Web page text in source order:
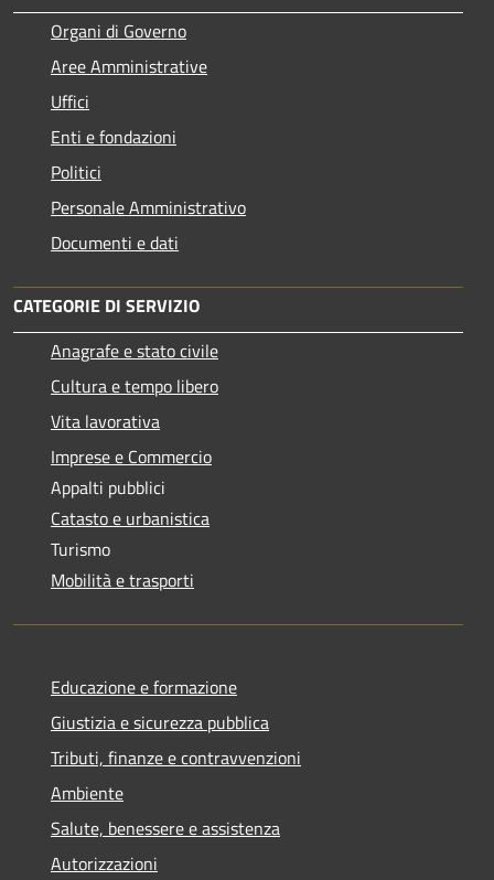
Organi di Governo
Aree Amministrative
Uffici
Enti e fondazioni
Politici
Personale Amministrativo
Documenti e dati
CATEGORIE DI SERVIZIO
Anagrafe e stato civile
Cultura e tempo libero
Vita lavorativa
Imprese e Commercio
Appalti pubblici
Catasto e urbanistica
Turismo
Mobilità e trasporti
Educazione e formazione
Giustizia e sicurezza pubblica
Tributi, finanze e contravvenzioni
Ambiente
Salute, benessere e assistenza
Autorizzazioni